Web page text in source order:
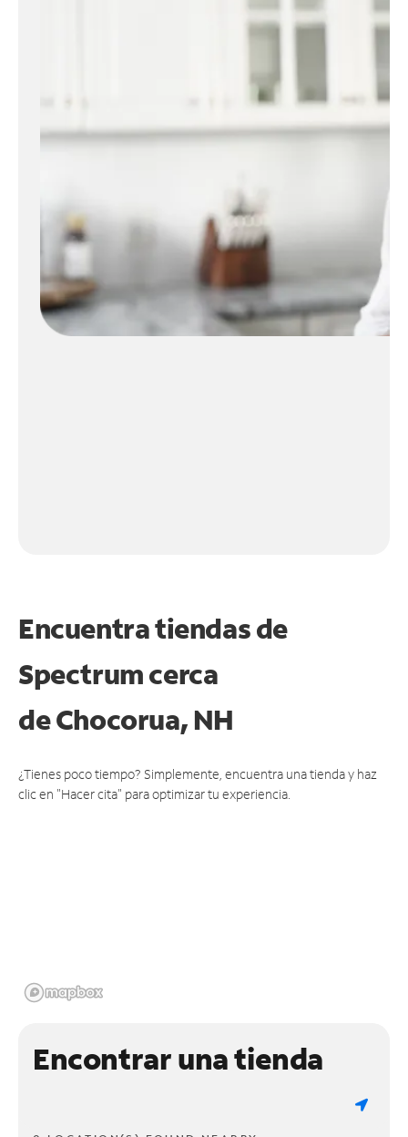
Encuentra tiendas de
Spectrum cerca
deChocorua, NH
¿Tienes poco tiempo? Simplemente, encuentra una tienda y haz
clic en "Hacer cita" para optimizar tu experiencia.
Encontrar una tienda